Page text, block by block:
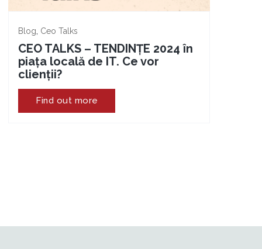
Blog, Ceo Talks
CEO TALKS – TENDINȚE 2024 în
piața locală de IT. Ce vor
clienții?
Find out more